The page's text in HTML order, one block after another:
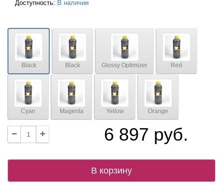
Доступность: В наличии
Black Black Glossy Optimizer Red
Cyan Magenta Yellow Orange
6 897 руб.
В корзину